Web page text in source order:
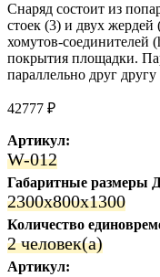
Снаряд состоит из
стоек (3) и двух
хомутов-соединителей
покрытия площадки.
параллельно друг
42777 ₽
Артикул:
W-012
Габаритные
2300x800x1300
Количество
2 человек(а)
Артикул: